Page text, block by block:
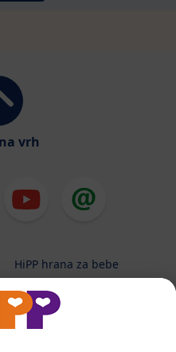
vrh
HiPP hrana za bebe
HiPP trudnoća
dijeta